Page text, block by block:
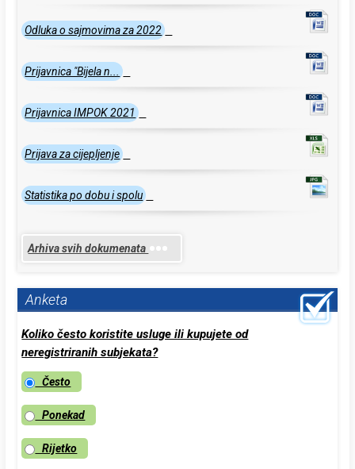
Odluka o sajmovima za 2022
Prijavnica "Bijela n...
Prijavnica IMPOK 2021
Prijava za cijepljenje
Statistika po dobu i spolu
Arhiva svih dokumenata
Anketa
Koliko često koristite usluge ili kupujete od
neregistriranih subjekata?
Često
Ponekad
Rijetko